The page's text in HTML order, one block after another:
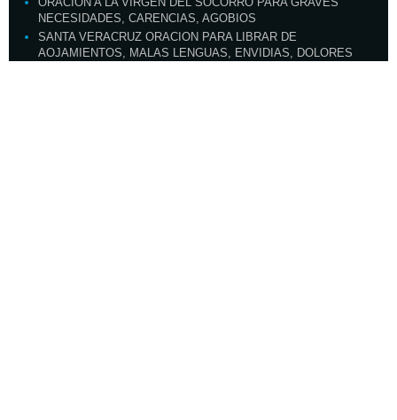
NECESIDADES, CARENCIAS, AGOBIOS
SANTA VERACRUZ ORACION PARA LIBRAR DE
AOJAMIENTOS, MALAS LENGUAS, ENVIDIAS, DOLORES